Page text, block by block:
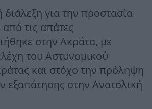
διάλεξη για την προστασία
τις απάτες
στην Ακράτα, με
του Αστυνομικού
και στόχο την πρόληψη
εξαπάτησης στην Ανατολική